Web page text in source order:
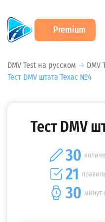
Premium
DMV Test на русском → DMV
Тест DMV штата Техас №4
Тест DMV
30
21
30 минут